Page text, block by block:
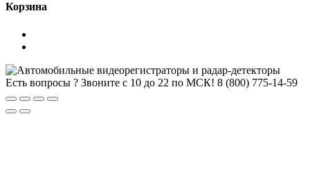
Корзина
Есть вопросы ? Звоните с 10 до 22 по МСК! 8 (800) 775-14-59